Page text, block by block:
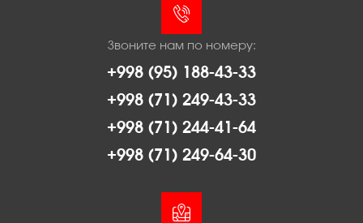
+998 (95) 188-43-33
+998 (71) 249-43-33
+998 (71) 244-41-64
+998 (71) 249-64-30
Звоните нам по номеру: